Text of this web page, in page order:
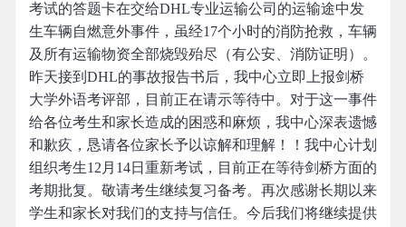
考试的答题卡在交给DHL专业运输公司的运输途中发
生车辆自燃意外事件，虽经17个小时的消防抢救，车辆
及所有运输物资全部烧毁殆尽（有公安、消防证明）。
昨天接到DHL的事故报告书后，我中心立即上报剑桥
大学外语考评部，目前正在请示等待中。对于这一事件
给各位考生和家长造成的困惑和麻烦，我中心深表遗憾
和歉疚，恳请各位家长予以谅解和理解！！我中心计划
组织考生12月14日重新考试，目前正在等待剑桥方面的
考期批复。敬请考生继续复习备考。再次感谢长期以来
学生和家长对我们的支持与信任。今后我们将继续提供